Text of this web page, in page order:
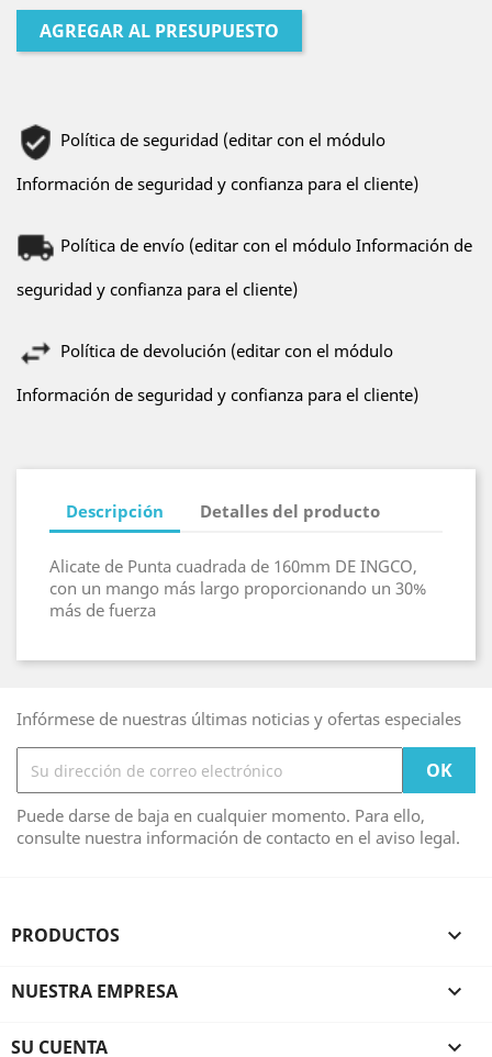
AGREGAR AL PRESUPUESTO
Política de seguridad (editar con el módulo
Información de seguridad y confianza para el cliente)
Política de envío (editar con el módulo Información de
seguridad y confianza para el cliente)
Política de devolución (editar con el módulo
Información de seguridad y confianza para el cliente)
Descripción Detalles del producto
Alicate de Punta cuadrada de 160mm DE INGCO,
con un mango más largo proporcionando un 30%
más de fuerza
Infórmese de nuestras últimas noticias y ofertas especiales
Puede darse de baja en cualquier momento. Para ello,
consulte nuestra información de contacto en el aviso legal.
PRODUCTOS 
NUESTRA EMPRESA 
SU CUENTA 